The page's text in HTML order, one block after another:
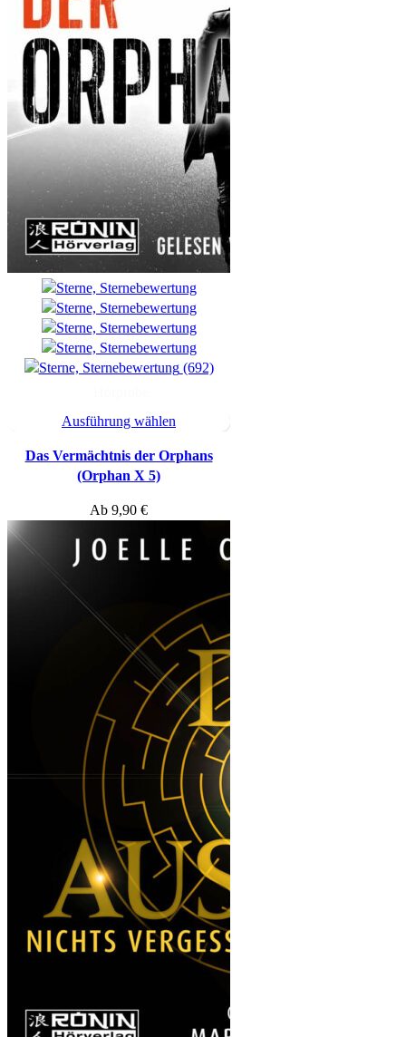
(692)
Ausführung wählen
Das Vermächtnis der Orphans
(Orphan X 5)
Ab 9,90 €